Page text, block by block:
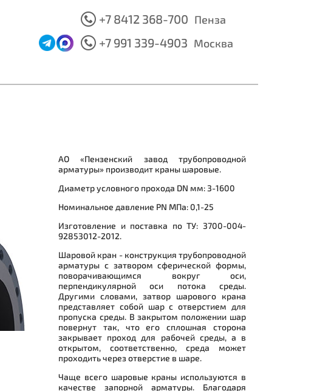
+7 8412 368-700 Пенза
+7 991 339-4903 Москва
АО «Пензенский завод трубопроводной
арматуры» производит краны шаровые.
Диаметр условного прохода DN мм: 3-1600
Номинальное давление PN МПа: 0,1-25
Изготовление и поставка по ТУ: 3700-004-
92853012-2012.
Шаровой кран - конструкция трубопроводной
арматуры с затвором сферической формы,
поворачивающимся вокруг оси,
перпендикулярной оси потока среды.
Другими словами, затвор шарового крана
представляет собой шар с отверстием для
пропуска среды. В закрытом положении шар
повернут так, что его сплошная сторона
закрывает проход для рабочей среды, а в
открытом, соответственно, среда может
проходить через отверстие в шаре.
Чаще всего шаровые краны используются в
качестве запорной арматуры. Благодаря